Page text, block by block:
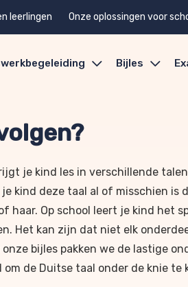
leerlingen Onze oplossingen voor
Bijles
je kind les in verschillende
kind deze taal al of misschien is
haar. Op school leert je kind het
Het kan zijn dat niet elk
bijles pakken we de lastige
om de Duitse taal onder de knie te